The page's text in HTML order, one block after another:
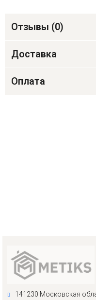
Отзывы (0)
Доставка
Оплата
141230 Московская